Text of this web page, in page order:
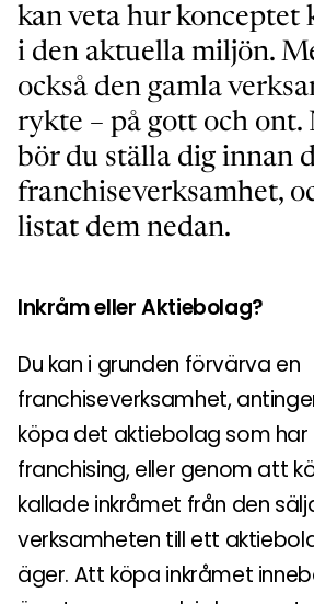
kan veta hur konceptet
i den aktuella miljön.
också den gamla
rykte – på gott och ont.
bör du ställa dig innan
franchiseverksamhet,
listat dem nedan.
Inkråm eller Aktiebolag?
Du kan i grunden förvärva en
franchiseverksamhet,
köpa det aktiebolag som
franchising, eller genom att
kallade inkråmet från den
verksamheten till ett
äger. Att köpa inkråmet